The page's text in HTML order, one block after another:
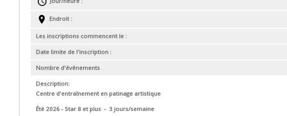
Endroit :
Les inscriptions commencent le :
Date limite de l'inscription :
Nombre d'événements
Description:
Centre d'entraînement en patinage artistique
Été 2026 - Star 8 et plus - 3 jours/semaine